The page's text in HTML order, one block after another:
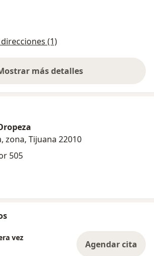
(1)
más detalles
sobre la experiencia
zona, Tijuana 22010
505
vez
Agendar cita